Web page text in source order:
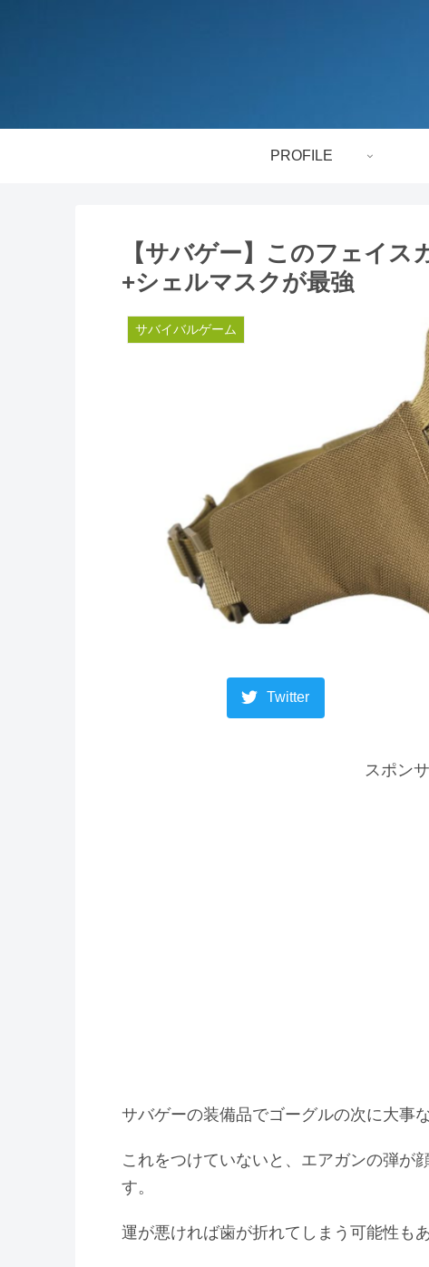
PROFILE
【サバゲー】このフェイ
+シェルマスクが最強
サバイバルゲーム
Twitter
スポン
サバゲーの装備品でゴーグルの次に大事
これをつけていないと、エアガンの弾が
す。
運が悪ければ歯が折れてしまう可能性もあ